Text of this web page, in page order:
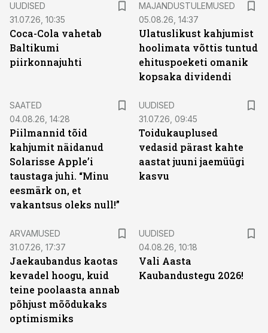
UUDISED
31.07.26, 10:35
Coca-Cola vahetab
Baltikumi
piirkonnajuhti
MAJANDUSTULEMUSED
05.08.26, 14:37
Ulatuslikust kahjumist
hoolimata võttis tuntud
ehituspoeketi omanik
kopsaka dividendi
SAATED
04.08.26, 14:28
Piilmannid tõid
kahjumit näidanud
Solarisse Apple’i
taustaga juhi. “Minu
eesmärk on, et
vakantsus oleks null!”
UUDISED
31.07.26, 09:45
Toidukauplused
vedasid pärast kahte
aastat juuni jaemüügi
kasvu
ARVAMUSED
31.07.26, 17:37
Jaekaubandus kaotas
kevadel hoogu, kuid
teine poolaasta annab
põhjust mõõdukaks
optimismiks
UUDISED
04.08.26, 10:18
Vali Aasta
Kaubandustegu 2026!